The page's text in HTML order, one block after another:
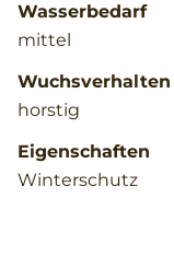
Wasserbedarf
mittel
Wuchsverhalten
horstig
Eigenschaften
Winterschutz